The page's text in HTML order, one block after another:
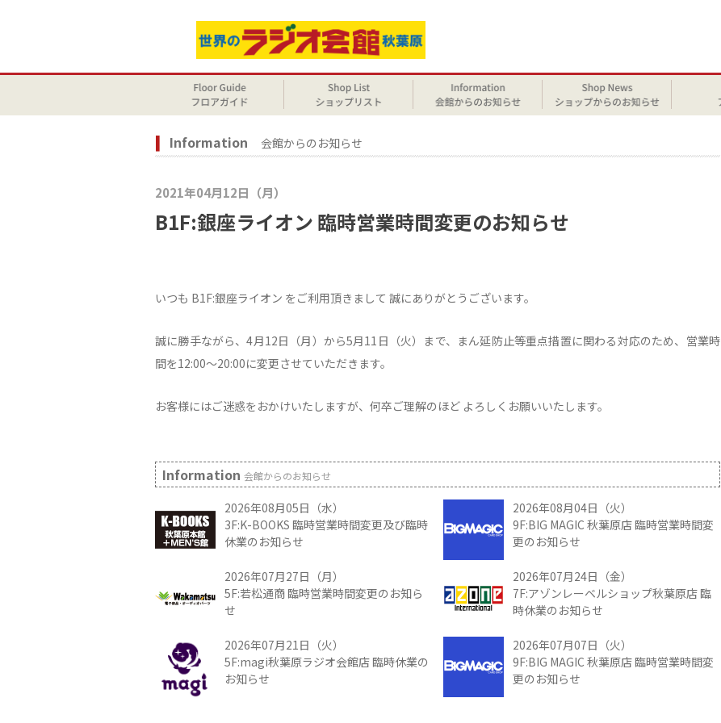
Information 会館からのお知らせ
2021年04月12日（月）
B1F:銀座ライオン 臨時営業時間変更のお知らせ
いつも B1F:銀座ライオン をご利用頂きまして 誠にありがとうございます。
誠に勝手ながら、4月12日（月）から5月11日（火）まで、まん延防止等重点措置に関わる対応のため、営業時
間を12:00～20:00に変更させていただきます。
お客様にはご迷惑をおかけいたしますが、何卒ご理解のほど よろしくお願いいたします。
Information 会館からのお知らせ
2026年08月05日（水）
3F:K-BOOKS 臨時営業時間変更及び臨時
休業のお知らせ
2026年08月04日（火）
9F:BIG MAGIC 秋葉原店 臨時営業時間変
更のお知らせ
2026年07月27日（月）
5F:若松通商 臨時営業時間変更のお知ら
せ
2026年07月24日（金）
7F:アゾンレーベルショップ秋葉原店 臨
時休業のお知らせ
2026年07月21日（火）
5F:magi秋葉原ラジオ会館店 臨時休業の
お知らせ
2026年07月07日（火）
9F:BIG MAGIC 秋葉原店 臨時営業時間変
更のお知らせ